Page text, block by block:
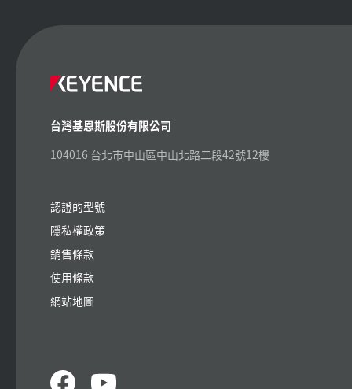
台灣基恩斯股份有限公司
104016 台北市中山區中山北路二段42號12樓
認證的型號
隱私權政策
銷售條款
使用條款
網站地圖